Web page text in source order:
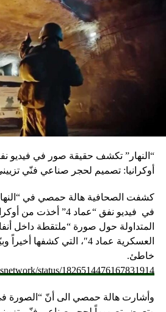
أوكرانيا: تصميم لحجر صناعي فنّي
كشفت الصحافية هالة حمصي في
في فيديو
نفق “عماد 4” أخذت من
المتداولة حول صورة “ملتقطة داخل
العسكرية عماد 4″، التي كشفها
خاطئ.
status/1826514476167831914
وأشارت هالة حمصي الى أنّ “الصورة